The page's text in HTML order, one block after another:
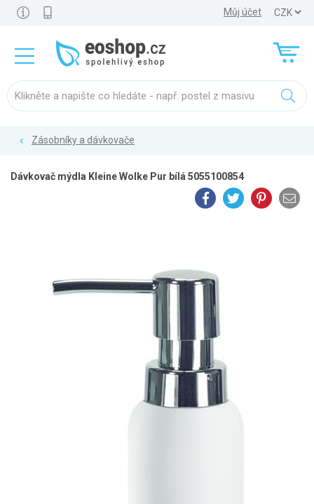
Můj účet
Zásobníky a dávkovače
Dávkovač mýdla Kleine Wolke Pur bílá 5055100854